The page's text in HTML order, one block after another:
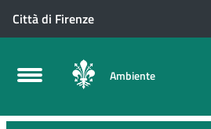
Città di Firenze
Ambiente